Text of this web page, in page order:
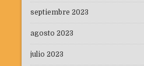
septiembre 2023
agosto 2023
julio 2023